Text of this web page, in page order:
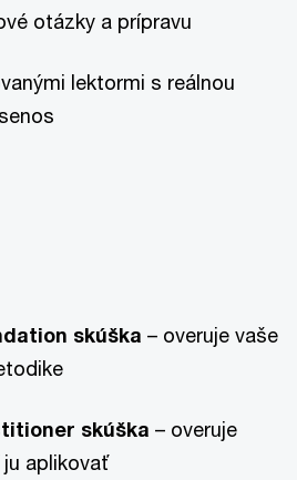
otázky a prípravu
lektormi s reálnou
skúška – overuje vaše
skúška – overuje
aplikovať